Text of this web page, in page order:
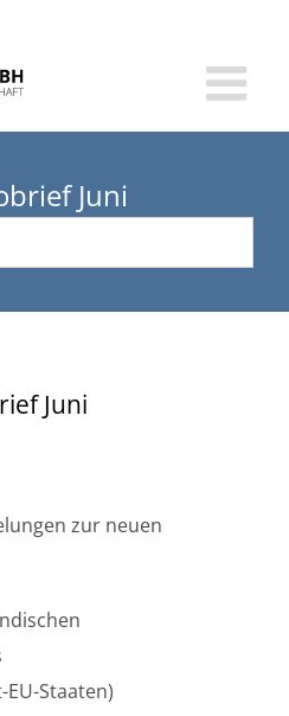
Juni
Juni
zur neuen
Staaten)